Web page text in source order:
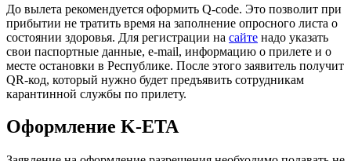
До вылета рекомендуется оформить Q-code. Это позволит при
прибытии не тратить время на заполнение опросного листа о
состоянии здоровья. Для регистрации на сайте надо указать
свои паспортные данные, e-mail, информацию о прилете и о
месте остановки в Республике. После этого заявитель получит
QR-код, который нужно будет предъявить сотрудникам
карантинной службы по прилету.
Оформление K-ETA